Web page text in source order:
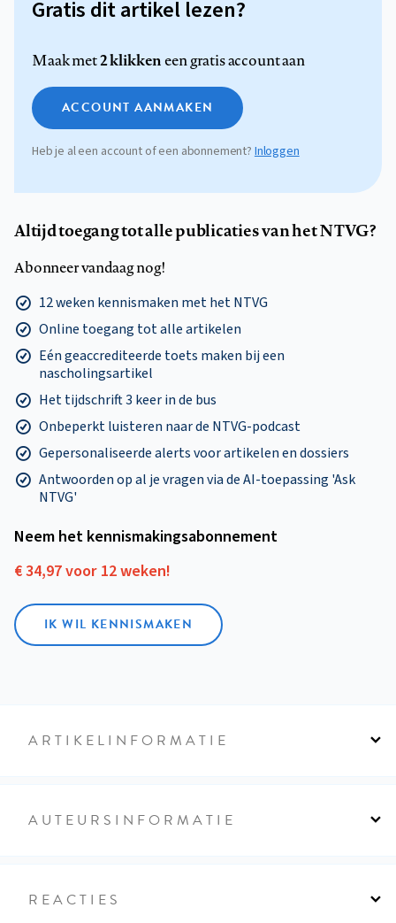
Gratis dit artikel lezen?
Maak met2 klikkeneen gratis account aan
ACCOUNT AANMAKEN
Heb je al een account of een abonnement? Inloggen
Altijd toegang tot alle publicaties van het NTVG?
Abonneer vandaag nog!
12 weken kennismaken met het NTVG
Online toegang tot alle artikelen
Eén geaccrediteerde toets maken bij een
nascholingsartikel
Het tijdschrift 3 keer in de bus
Onbeperkt luisteren naar de NTVG-podcast
Gepersonaliseerde alerts voor artikelen en dossiers
Antwoorden op al je vragen via de AI-toepassing 'Ask
NTVG'
Neem het kennismakings­abonnement
€ 34,97 voor 12 weken!
IK WIL KENNISMAKEN
ARTIKELINFORMATIE
AUTEURSINFORMATIE
REACTIES